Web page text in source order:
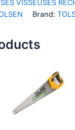
VISSEUSES
Brand: